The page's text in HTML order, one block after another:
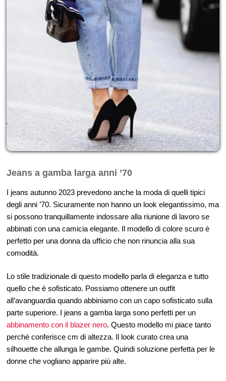
Jeans a gamba larga anni ’70
I jeans autunno 2023 prevedono anche la moda di quelli tipici
degli anni ’70. Sicuramente non hanno un look elegantissimo, ma
si possono tranquillamente indossare alla riunione di lavoro se
abbinati con una camicia elegante. Il modello di colore scuro è
perfetto per una donna da ufficio che non rinuncia alla sua
comodità.
Lo stile tradizionale di questo modello parla di eleganza e tutto
quello che è sofisticato. Possiamo ottenere un outfit
all’avanguardia quando abbiniamo con un capo sofisticato sulla
parte superiore. I jeans a gamba larga sono perfetti per un
abbinamento con il blazer nero. Questo modello mi piace tanto
perché conferisce cm di altezza. Il look curato crea una
silhouette che allunga le gambe. Quindi soluzione perfetta per le
donne che vogliano apparire più alte.